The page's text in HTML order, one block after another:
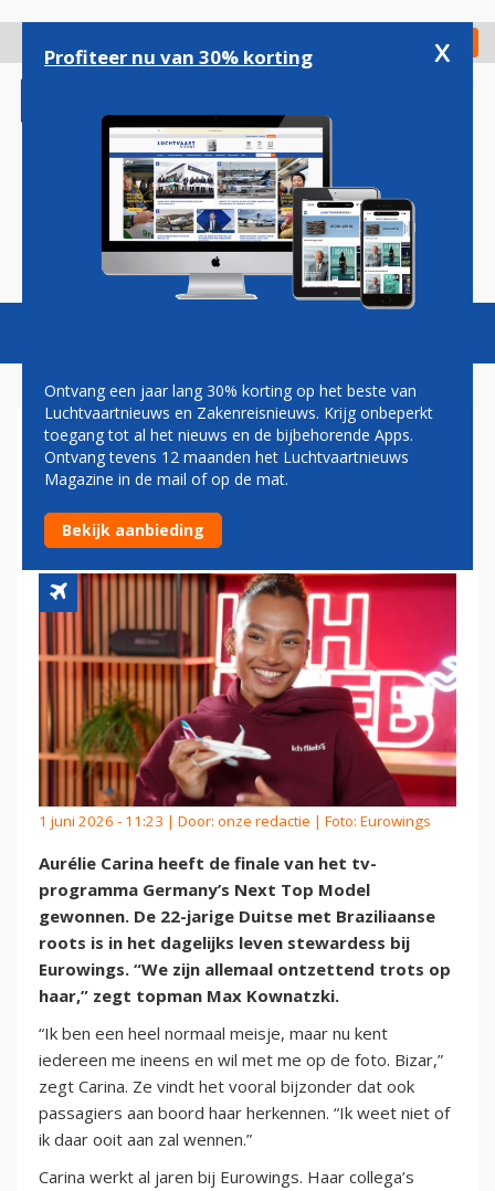
gaan
Check in
Magazine Podcasts Vacatures
EUROWINGS-STEWARDESS
WINT GERMANY'S NEXT TOP
MODEL
1 juni 2026 - 11:23 | Door: onze redactie | Foto: Eurowings
Aurélie Carina heeft de finale van het tv-
programma Germany’s Next Top Model
gewonnen. De 22-jarige Duitse met Braziliaanse
roots is in het dagelijks leven stewardess bij
Eurowings. “We zijn allemaal ontzettend trots op
haar,” zegt topman Max Kownatzki.
“Ik ben een heel normaal meisje, maar nu kent
iedereen me ineens en wil met me op de foto. Bizar,”
zegt Carina. Ze vindt het vooral bijzonder dat ook
passagiers aan boord haar herkennen. “Ik weet niet of
ik daar ooit aan zal wennen.”
Carina werkt al jaren bij Eurowings. Haar collega’s
Profiteer nu van 30% korting x
Ontvang een jaar lang 30% korting op het beste van
Luchtvaartnieuws en Zakenreisnieuws. Krijg onbeperkt
toegang tot al het nieuws en de bijbehorende Apps.
Ontvang tevens 12 maanden het Luchtvaartnieuws
Magazine in de mail of op de mat.
Bekijk aanbieding